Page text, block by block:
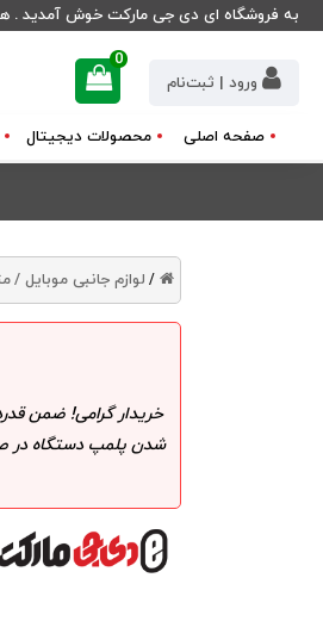
به فروشگاه ای دی جی مارکت خوش آمدید .
ورود | ثبت‌نام
0
صفحه اصلی محصولات دیجیتال
/ لوازم جانبی موبایل /
خریدار گرامی! ضمن
شدن پلمپ دستگاه در